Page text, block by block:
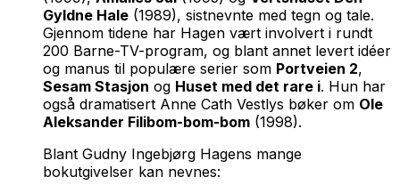
Gyldne Hale (1989), sistnevnte med tegn og tale.
Gjennom tidene har Hagen vært involvert i rundt
200 Barne-TV-program, og blant annet levert idéer
og manus til populære serier som Portveien 2,
Sesam Stasjon og Huset med det rare i. Hun har
også dramatisert Anne Cath Vestlys bøker om Ole
Aleksander Filibom-bom-bom (1998).
Blant Gudny Ingebjørg Hagens mange
bokutgivelser kan nevnes: